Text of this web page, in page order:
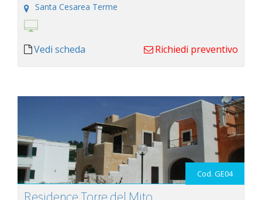
Santa Cesarea Terme
Vedi scheda Richiedi preventivo
Cod. GE04